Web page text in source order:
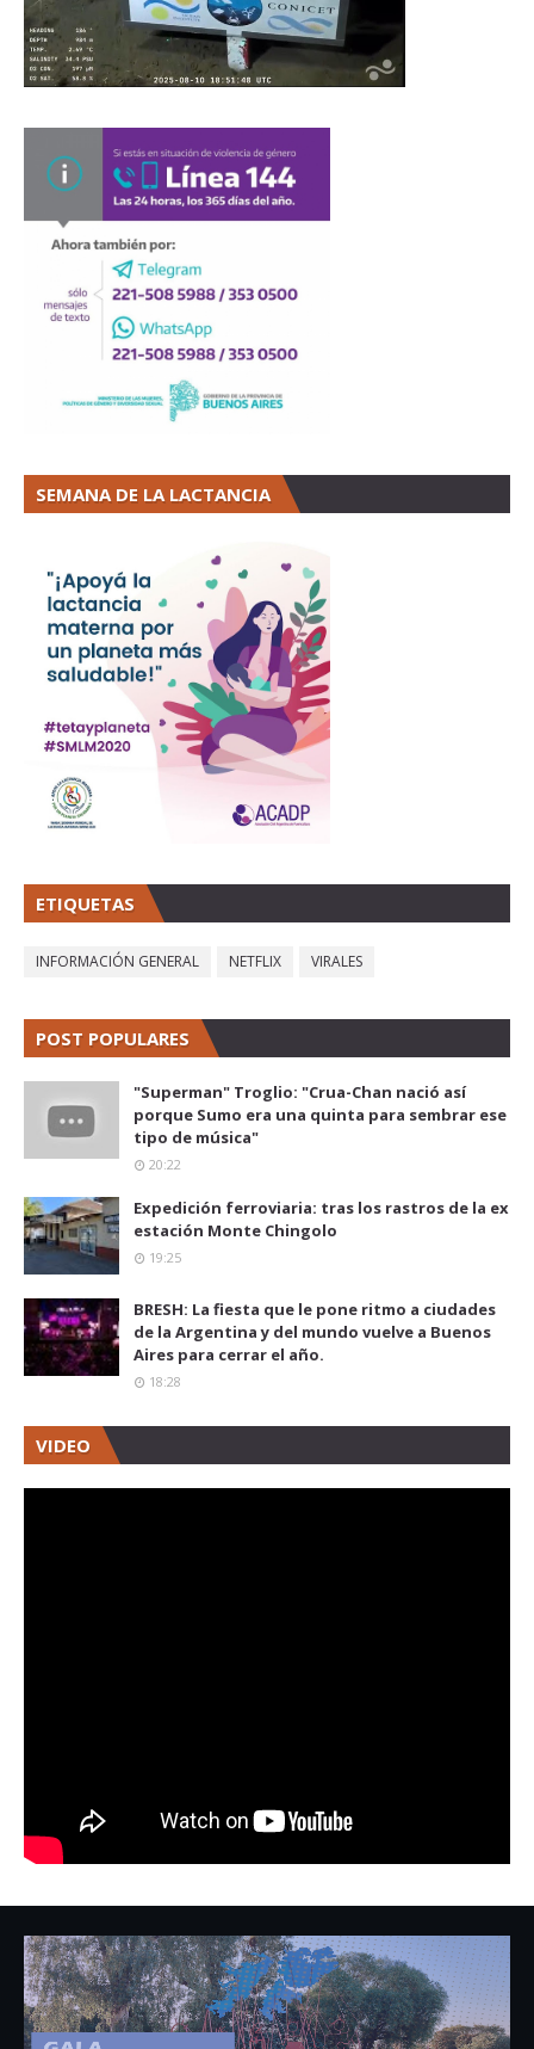
SEMANA DE LA LACTANCIA
ETIQUETAS
INFORMACIÓN GENERAL NETFLIX VIRALES
POST POPULARES
"Superman" Troglio: "Crua-Chan nació así
porque Sumo era una quinta para sembrar ese
tipo de música"
20:22
Expedición ferroviaria: tras los rastros de la ex
estación Monte Chingolo
19:25
BRESH: La fiesta que le pone ritmo a ciudades
de la Argentina y del mundo vuelve a Buenos
Aires para cerrar el año.
18:28
VIDEO